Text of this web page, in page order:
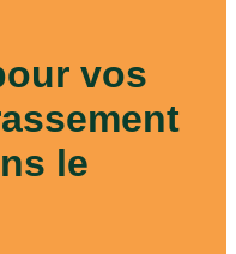
vos
le